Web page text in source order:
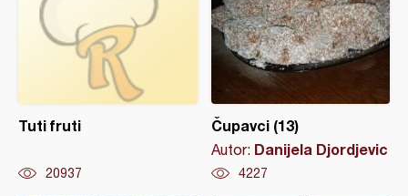
Tuti fruti
20937
Čupavci (13)
Autor: Danijela Djordjevic
4227